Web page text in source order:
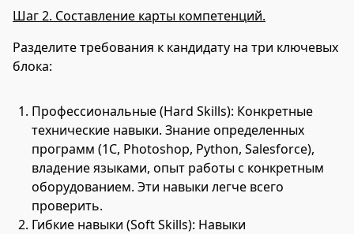
Шаг 2. Составление карты компетенций.
Разделите требования к кандидату на три ключевых
блока:
Профессиональные (Hard Skills): Конкретные
технические навыки. Знание определенных
программ (1С, Photoshop, Python, Salesforce),
владение языками, опыт работы с конкретным
оборудованием. Эти навыки легче всего
проверить.
Гибкие навыки (Soft Skills): Навыки